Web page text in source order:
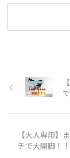
手したら一気に足を
起きに関するトレー
介です。さまざまな
やアクロバットを用
で利用されることの
の形としては前方
の技名としては、
プリング https://y ...
【大人専用】
チで大開脚！！